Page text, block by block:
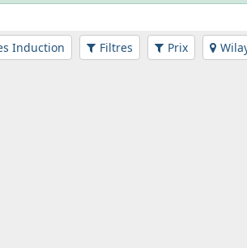
Induction Filtres Prix